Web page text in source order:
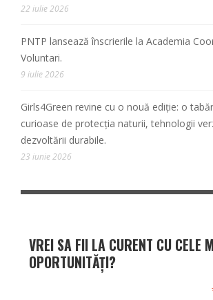
22 iulie 2026
PNTP lansează înscrierile la Academia
Voluntari.
9 iulie 2026
Girls4Green revine cu o nouă ediție: o
curioase de protecția naturii, tehnologii
dezvoltării durabile.
23 iunie 2026
VREI SA FII LA CURENT CU CELE
OPORTUNITĂȚI?